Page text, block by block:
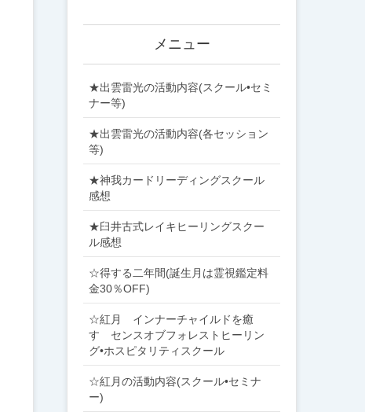
メニュー
★出雲雷光の活動内容(スクール•セミ
ナー等)
★出雲雷光の活動内容(各セッション
等)
★神我カードリーディングスクール
感想
★臼井古式レイキヒーリングスクー
ル感想
☆得する二年間(誕生月は霊視鑑定料
金30％OFF)
☆紅月 インナーチャイルドを癒
す センスオブフォレストヒーリン
グ•ホスピタリティスクール
☆紅月の活動内容(スクール•セミナ
ー)